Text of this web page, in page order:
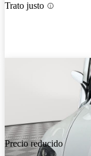
Trato justo
Precio reducido